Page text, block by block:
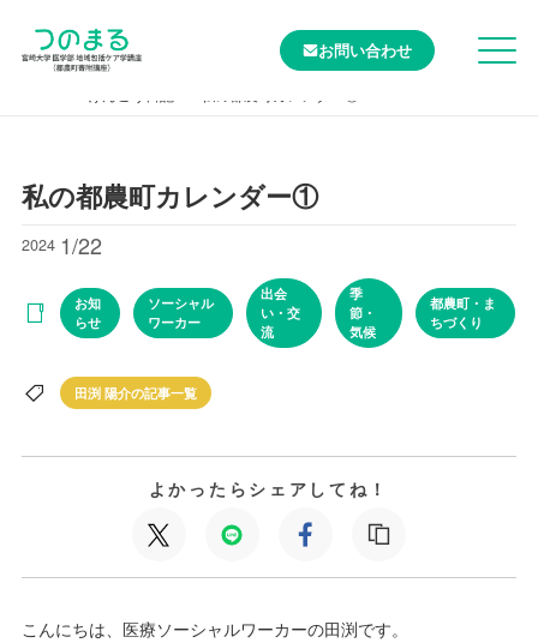
お問い合わせ
私の都農町カレンダー①
2024 1/22
お知
らせ
ソーシャル
ワーカー
出会
い・交
流
季
節・
気候
都農町・ま
ちづくり
田渕 陽介の記事一覧
よかったらシェアしてね！
こんにちは、医療ソーシャルワーカーの田渕です。